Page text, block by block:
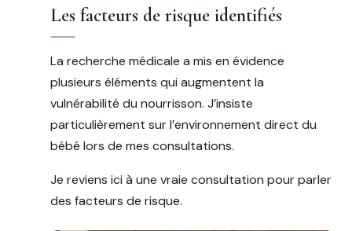
Les facteurs de risque identifiés
La recherche médicale a mis en évidence
plusieurs éléments qui augmentent la
vulnérabilité du nourrisson. J’insiste
particulièrement sur l’environnement direct du
bébé lors de mes consultations.
Je reviens ici à une vraie consultation pour parler
des facteurs de risque.